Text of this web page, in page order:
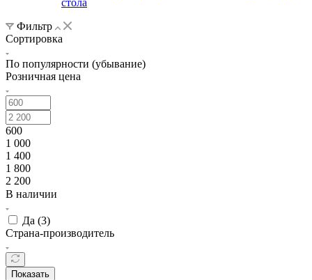
Фильтр
Сортировка
По популярности (убывание)
Розничная цена
600
1 000
1 400
1 800
2 200
В наличии
Да (3)
Страна-производитель
Показать